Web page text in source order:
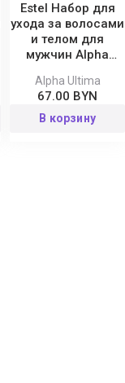
Estel Набор для
ухода за волосами
и телом для
мужчин Alpha
Alpha Ultima
67.00 BYN
В корзину